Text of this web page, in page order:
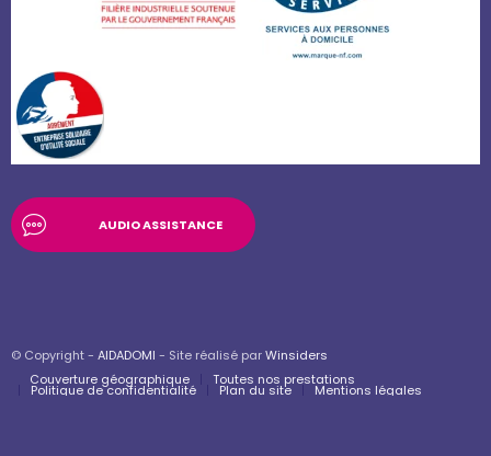
AUDIO ASSISTANCE
© Copyright - AIDADOMI - Site réalisé parWinsiders
Couverture géographique
Toutes nos prestations
Politique de confidentialité Plan du site Mentions légales